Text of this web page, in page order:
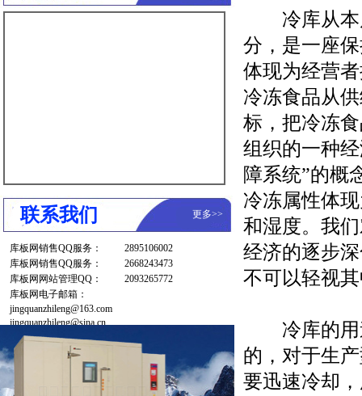
联系我们 更多>>
库板网销售QQ服务：
2895106002
库板网销售QQ服务：
2668243473
库板网网站管理QQ：
2093265772
库板网电子邮箱：
jingquanzhileng@163.com
jingquanzhileng@sina.cn
冷库从本
分，是一座
体现为经营
冷冻食品从
标，把冷冻
组织的一种
障系统”的概
冷冻属性体
和湿度。我
经济的逐步
不可以轻视
冷库的用
的，对于生
要迅速冷却